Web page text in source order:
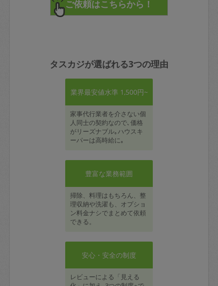
タスカジが選ばれる3つの理由
業界最安値水準 1,500円~
家事代行業者を介さない個
人同士の契約なので､価格
がリーズナブル｡ハウスキ
ーパーは高時給に｡
豊富な業務範囲
掃除、料理はもちろん、整
理収納や洗濯も、オプショ
ン料金ナシでまとめて依頼
できる。
安心・安全の制度
レビューによる「見える